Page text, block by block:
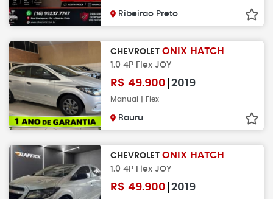
Ribeirao Preto
CHEVROLET ONIX HATCH
1.0 4P Flex JOY
R$ 49.900 2019
Manual | Flex
Bauru
CHEVROLET ONIX HATCH
1.0 4P Flex JOY
R$ 49.900 2019